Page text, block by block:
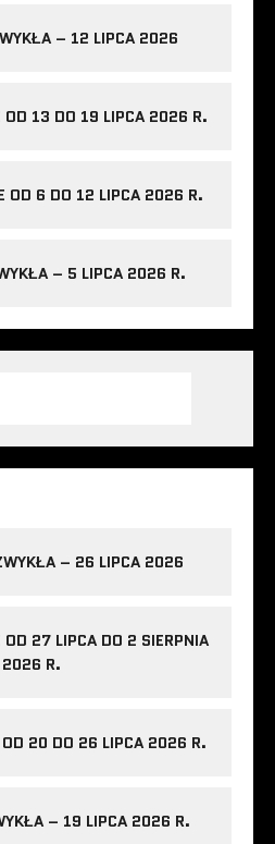
– 12 LIPCA 2026
OD 13 DO 19 LIPCA 2026 R.
OD 6 DO 12 LIPCA 2026 R.
– 5 LIPCA 2026 R.
– 26 LIPCA 2026
27 LIPCA DO 2 SIERPNIA
2026 R.
OD 20 DO 26 LIPCA 2026 R.
– 19 LIPCA 2026 R.